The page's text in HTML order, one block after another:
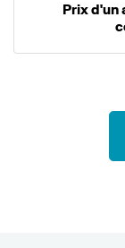
Prix d'un